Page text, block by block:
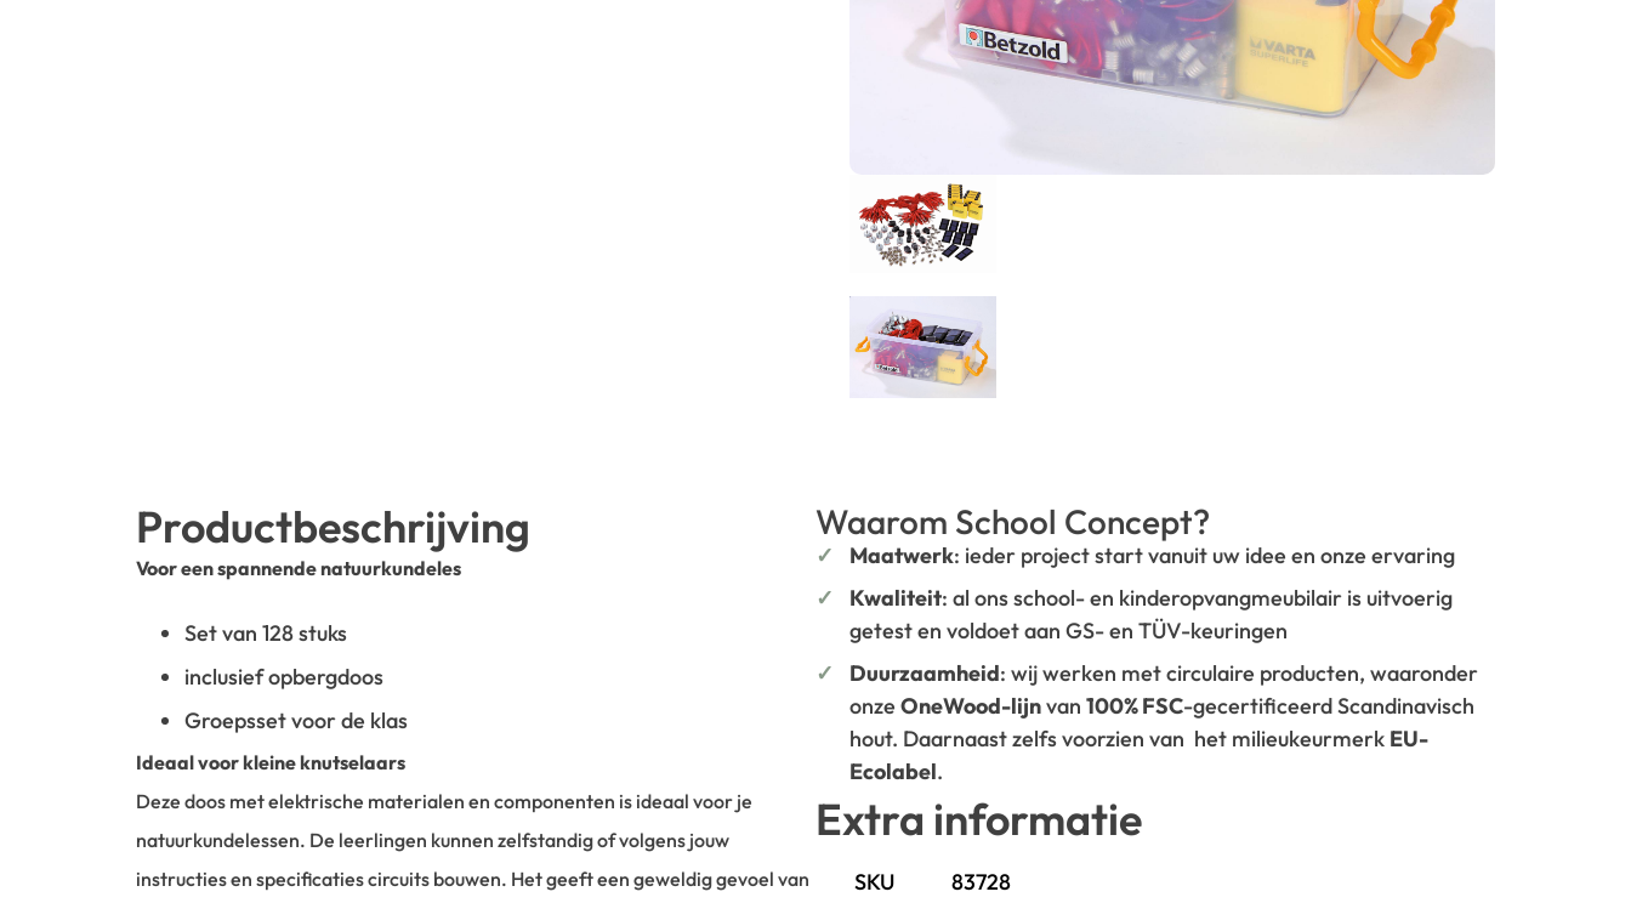
Productbeschrijving
Voor een spannende natuurkundeles
Set van 128 stuks
inclusief opbergdoos
Groepsset voor de klas
Ideaal voor kleine knutselaars
Deze doos met elektrische materialen en componenten is ideaal voor je
natuurkundelessen. De leerlingen kunnen zelfstandig of volgens jouw
instructies en specificaties circuits bouwen. Het geeft een geweldig gevoel van
Waarom School Concept?
Maatwerk: ieder project start vanuit uw idee en onze ervaring
Kwaliteit: al ons school- en kinderopvangmeubilair is uitvoerig
getest en voldoet aan GS- en TÜV-keuringen
Duurzaamheid: wij werken met circulaire producten, waaronder
onze OneWood-lijnvan 100% FSC-gecertificeerd Scandinavisch
hout. Daarnaast zelfs voorzien van het milieukeurmerk EU-
Ecolabel.
Extra informatie
SKU 83728